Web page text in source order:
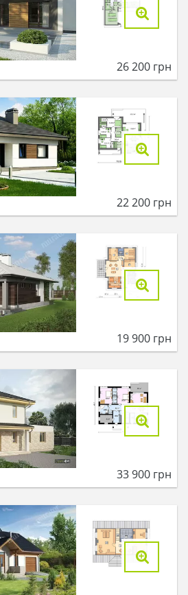
26 200 грн
22 200 грн
19 900 грн
33 900 грн